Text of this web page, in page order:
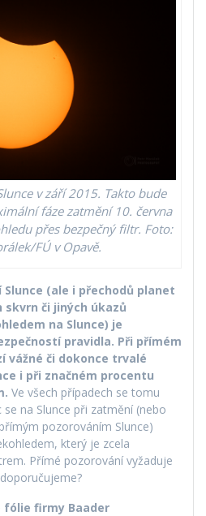
v září 2015. Takto bude
fáze zatmění 10. června
přes bezpečný filtr. Foto:
FÚ v Opavě.
(ale i přechodů planet
skvrn či jiných úkazů
na Slunce) je
pravidla. Při přímém
vážné či dokonce trvalé
i při značném procentu
Ve všech případech se tomu
na Slunce při zatmění (nebo
pozorováním Slunce)
který je zcela
Přímé pozorování vyžaduje
fólie firmy Baader